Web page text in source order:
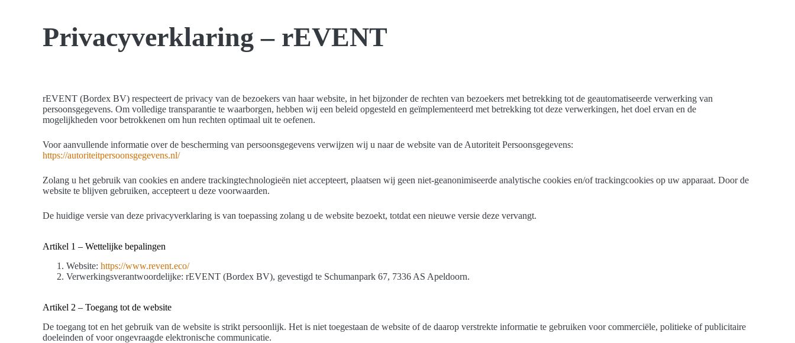
Privacyverklaring – rEVENT
rEVENT (Bordex BV) respecteert de privacy van de bezoekers van haar website, in het bijzonder de rechten van bezoekers met betrekking tot de geautomatiseerde verwerking van
persoonsgegevens. Om volledige transparantie te waarborgen, hebben wij een beleid opgesteld en geïmplementeerd met betrekking tot deze verwerkingen, het doel ervan en de
mogelijkheden voor betrokkenen om hun rechten optimaal uit te oefenen.
Voor aanvullende informatie over de bescherming van persoonsgegevens verwijzen wij u naar de website van de Autoriteit Persoonsgegevens:
https://autoriteitpersoonsgegevens.nl/
Zolang u het gebruik van cookies en andere trackingtechnologieën niet accepteert, plaatsen wij geen niet-geanonimiseerde analytische cookies en/of trackingcookies op uw apparaat. Door de
website te blijven gebruiken, accepteert u deze voorwaarden.
De huidige versie van deze privacyverklaring is van toepassing zolang u de website bezoekt, totdat een nieuwe versie deze vervangt.
Artikel 1 – Wettelijke bepalingen
Website: https://www.revent.eco/
Verwerkingsverantwoordelijke: rEVENT (Bordex BV), gevestigd te Schumanpark 67, 7336 AS Apeldoorn.
Artikel 2 – Toegang tot de website
De toegang tot en het gebruik van de website is strikt persoonlijk. Het is niet toegestaan de website of de daarop verstrekte informatie te gebruiken voor commerciële, politieke of publicitaire
doeleinden of voor ongevraagde elektronische communicatie.